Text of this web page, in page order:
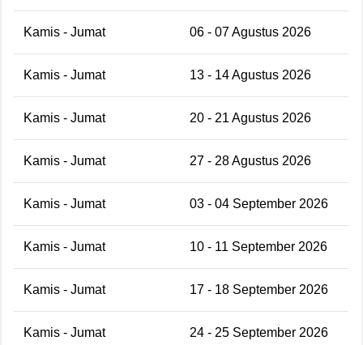
Kamis - Jumat 06 - 07 Agustus 2026
Kamis - Jumat 13 - 14 Agustus 2026
Kamis - Jumat 20 - 21 Agustus 2026
Kamis - Jumat 27 - 28 Agustus 2026
Kamis - Jumat 03 - 04 September 2026
Kamis - Jumat 10 - 11 September 2026
Kamis - Jumat 17 - 18 September 2026
Kamis - Jumat 24 - 25 September 2026